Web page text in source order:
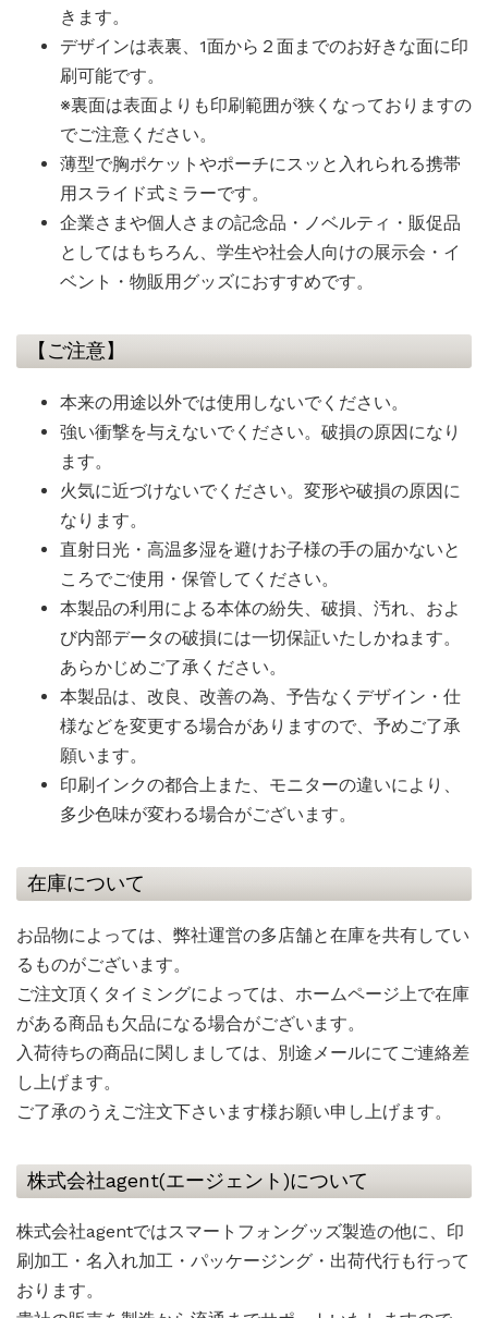
きます。
デザインは表裏、1面から２面までのお好きな面に印
刷可能です。
※裏面は表面よりも印刷範囲が狭くなっておりますの
でご注意ください。
薄型で胸ポケットやポーチにスッと入れられる携帯
用スライド式ミラーです。
企業さまや個人さまの記念品・ノベルティ・販促品
としてはもちろん、学生や社会人向けの展示会・イ
ベント・物販用グッズにおすすめです。
【ご注意】
本来の用途以外では使用しないでください。
強い衝撃を与えないでください。破損の原因になり
ます。
火気に近づけないでください。変形や破損の原因に
なります。
直射日光・高温多湿を避けお子様の手の届かないと
ころでご使用・保管してください。
本製品の利用による本体の紛失、破損、汚れ、およ
び内部データの破損には一切保証いたしかねます。
あらかじめご了承ください。
本製品は、改良、改善の為、予告なくデザイン・仕
様などを変更する場合がありますので、予めご了承
願います。
印刷インクの都合上また、モニターの違いにより、
多少色味が変わる場合がございます。
在庫について
お品物によっては、弊社運営の多店舗と在庫を共有してい
るものがございます。
ご注文頂くタイミングによっては、ホームページ上で在庫
がある商品も欠品になる場合がございます。
入荷待ちの商品に関しましては、別途メールにてご連絡差
し上げます。
ご了承のうえご注文下さいます様お願い申し上げます。
株式会社agent(エージェント)について
株式会社agentではスマートフォングッズ製造の他に、印
刷加工・名入れ加工・パッケージング・出荷代行も行って
おります。